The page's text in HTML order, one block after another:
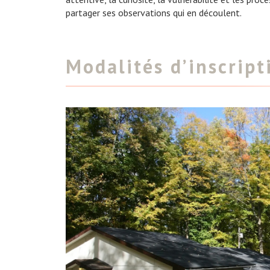
partager ses observations qui en découlent.
Modalités